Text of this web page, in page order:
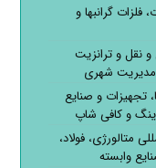
گرانبها و
و ترانزیت
شهری
تجهیزات و صنایع
و کافی شاپ
متالورژی، فولاد،
وابسته